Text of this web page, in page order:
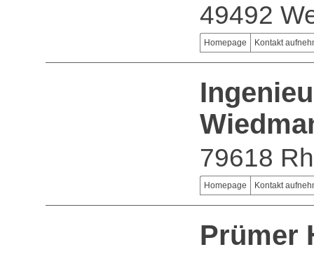
49492
Homepage Kontakt
79618
Homepage Kontakt
Prümer